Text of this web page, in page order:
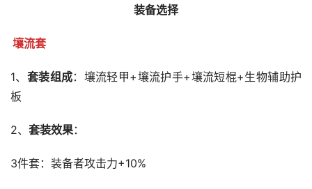
装备选择
壤流套
1、 套装组成：壤流轻甲+壤流护手+壤流短棍+生物辅助护
板
2、 套装效果：
3件套：装备者攻击力+10%